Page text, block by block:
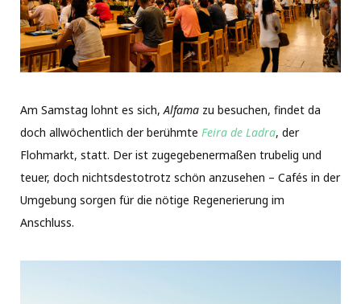
Am Samstag lohnt es sich, Alfama zu besuchen, findet da
doch allwöchentlich der berühmte Feira de Ladra, der
Flohmarkt, statt. Der ist zugegebenermaßen trubelig und
teuer, doch nichtsdestotrotz schön anzusehen – Cafés in der
Umgebung sorgen für die nötige Regenerierung im
Anschluss.